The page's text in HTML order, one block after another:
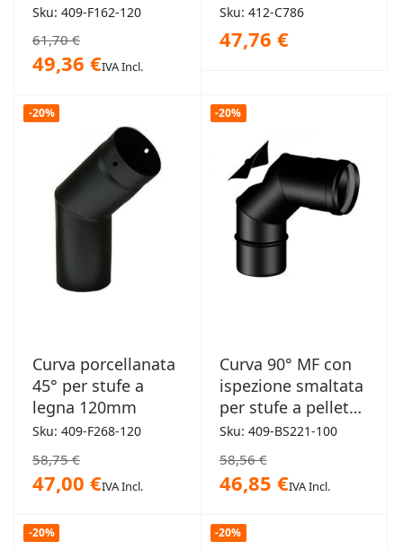
250x120mm
Sku: 409-F162-120
61,70 €
49,36 €IVA Incl.
Canne Fumarie
Sku: 412-C786
47,76 €
-20%
Curva porcellanata
45° per stufe a
legna 120mm
Sku: 409-F268-120
58,75 €
47,00 €IVA Incl.
-20%
Curva 90° MF con
ispezione smaltata
per stufe a pellet
100mm
Sku: 409-BS221-100
58,56 €
46,85 €IVA Incl.
-20% -20%